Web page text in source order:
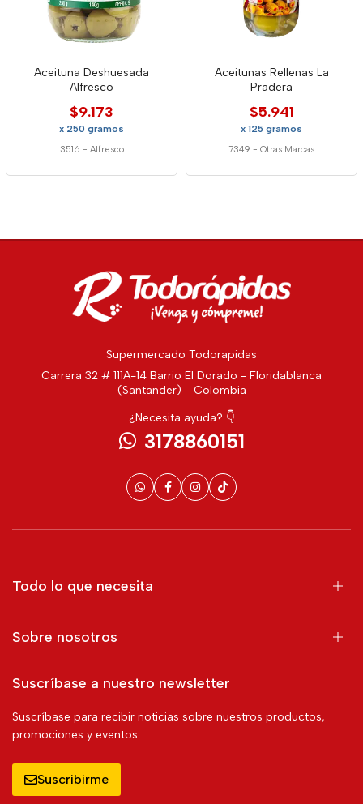
Aceituna Deshuesada
Alfresco
$9.173
x 250 gramos
3516 - Alfresco
Aceitunas Rellenas La
Pradera
$5.941
x 125 gramos
7349 - Otras Marcas
Supermercado Todorapidas
Carrera 32 # 111A-14 Barrio El Dorado - Floridablanca
(Santander) - Colombia
¿Necesita ayuda? 👇
3178860151
Todo lo que necesita
Sobre nosotros
Suscríbase a nuestro newsletter
Suscríbase para recibir noticias sobre nuestros productos,
promociones y eventos.
Suscribirme